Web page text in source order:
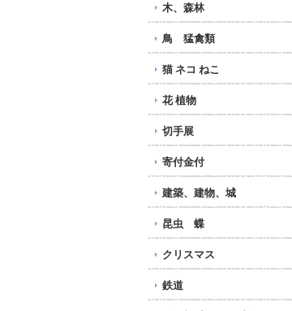
木、森林
鳥 猛禽類
猫 ネコ ねこ
花 植物
切手展
寄付金付
建築、建物、城
昆虫 蝶
クリスマス
鉄道